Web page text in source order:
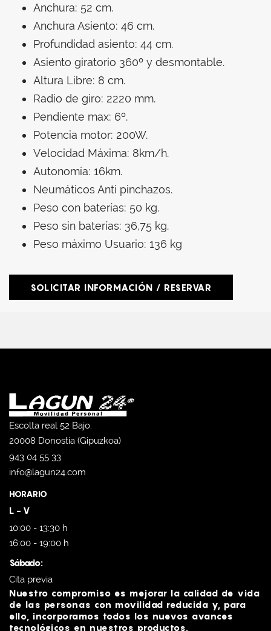
Anchura: 52 cm.
Anchura Asiento: 46 cm.
Profundidad asiento: 44 cm.
Asiento giratorio 360º y desmontable.
Altura Libre: 8 cm.
Radio de giro: 2220 mm.
Pendiente max: 6º.
Potencia motor: 200W.
Velocidad Máxima: 8km/h.
Autonomía: 16km.
Neumáticos Anti pinchazos.
Peso con baterías: 50 kg.
Peso sin baterías: 36,75 kg.
Peso máximo Usuario: 136 kg
SOLICITAR INFORMACIÓN / RESERVAR
Escolta real 52 Bajo.
20008 Donostia (Gipuzkoa)
943 04 55 33
info@lagun24.com
HORARIO
L - V
10:00 - 13:30 h
16:00 - 19:00 h
Sábado:
Cita previa
Nuestro compromiso es mejorar la calidad de vida
de las personas con movilidad reducida y, para
ello, incorporamos todos los nuevos avances
tecnológicos en nuestros productos.